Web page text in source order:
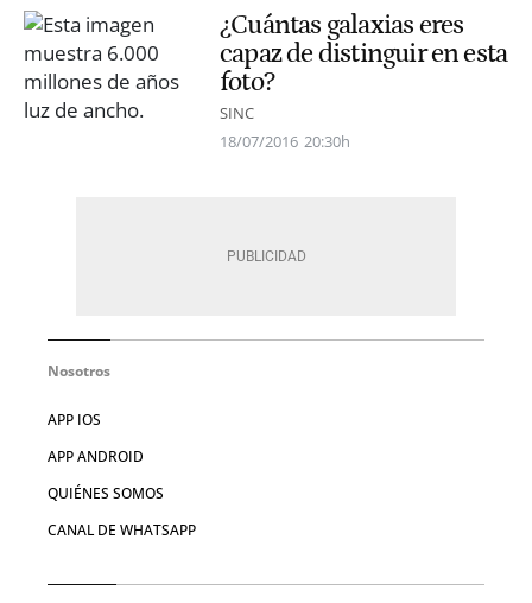
¿Cuántas galaxias eres
capaz de distinguir en esta
foto?
SINC
18/07/2016 20:30h
Nosotros
APP IOS
APP ANDROID
QUIÉNES SOMOS
CANAL DE WHATSAPP